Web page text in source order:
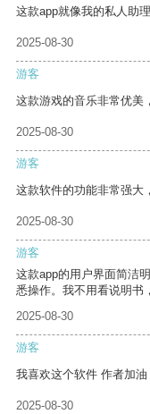
这款app就像我的私人助
2025-08-30
游客
这款游戏的音乐非常优美
2025-08-30
游客
这款软件的功能非常强大
2025-08-30
游客
这款app的用户界面简洁
悉操作。我不用看说明书
2025-08-30
游客
我喜欢这个软件 作者加油
2025-08-30